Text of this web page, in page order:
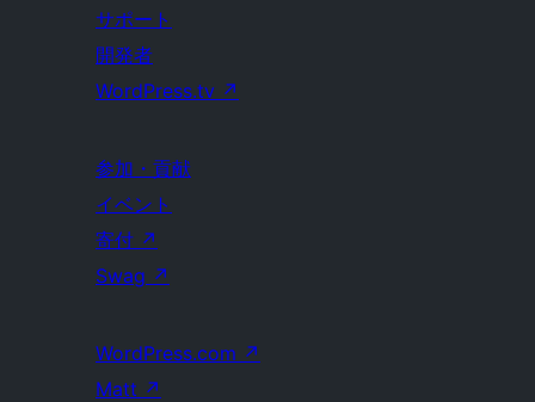
サポート
開発者
WordPress.tv ↗
参加・貢献
イベント
寄付 ↗
Swag ↗
WordPress.com ↗
Matt ↗